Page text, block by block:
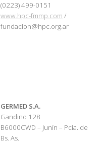
(0223) 499-0151
www.hpc-fmmp.com /
fundacion@hpc.org.ar
GERMED S.A.
Gandino 128
B6000CWD – Junín – Pcia. de
Bs. As.